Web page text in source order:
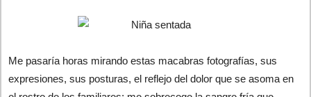
Me pasaría horas mirando estas macabras fotografías, sus
expresiones, sus posturas, el reflejo del dolor que se asoma en